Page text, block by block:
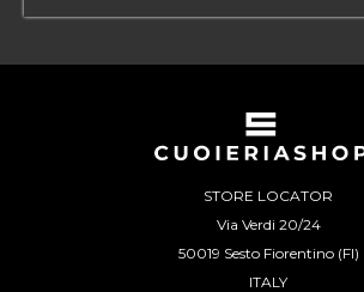
STORE LOCATOR
Via Verdi 20/24
50019 Sesto Fiorentino (FI)
ITALY